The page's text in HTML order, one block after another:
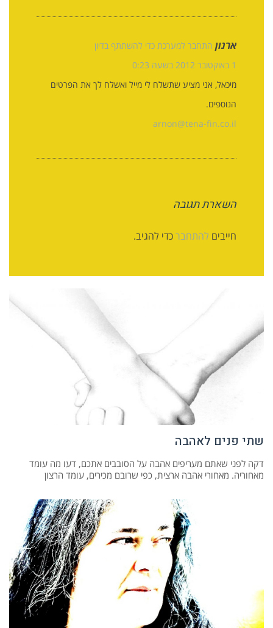
ארנון התחבר למערכת כדי להשתתף בדיון
1 באוקטובר 2012 בשעה 0:23
מיכאל, אני מציע שתשלח לי מייל ואשלח לך את הפרטים
הנוספים.
arnon@tena-fin.co.il
השארת תגובה
חייבים להתחברכדי להגיב.
שתי פנים לאהבה
דקה לפני שאתם מעריפים אהבה על הסובבים אתכם, דעו מה עומד
מאחוריה. מאחורי אהבה ארצית, כפי שרובם מכירים, עומד הרצון